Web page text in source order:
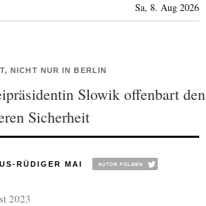
Sa, 8. Aug 2026
NICHT NUR IN BERLIN
Slowik offenbart den
Sicherheit
RÜDIGER MAI
2023